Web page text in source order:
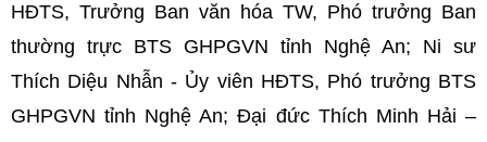
HĐTS, Trưởng Ban văn hóa TW, Phó trưởng Ban
thường trực BTS GHPGVN tỉnh Nghệ An; Ni sư
Thích Diệu Nhẫn - Ủy viên HĐTS, Phó trưởng BTS
GHPGVN tỉnh Nghệ An; Đại đức Thích Minh Hải –